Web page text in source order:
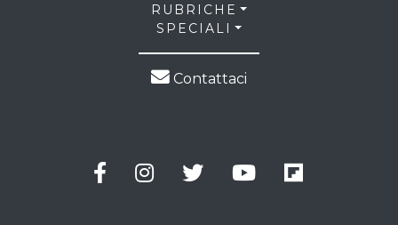
RUBRICHE
SPECIALI
Contattaci